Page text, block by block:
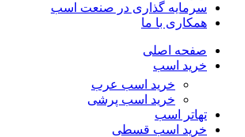
سرمایه گذاری در صنعت اسب
همکاری با ما
صفحه اصلی
خرید اسب
خرید اسب عرب
خرید اسب پرشی
تهاتر اسب
خرید اسب قسطی